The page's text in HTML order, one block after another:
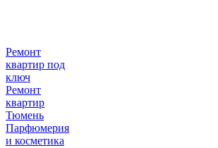
Ремонт
квартир под
ключ
Ремонт
квартир
Тюмень
Парфюмерия
и косметика